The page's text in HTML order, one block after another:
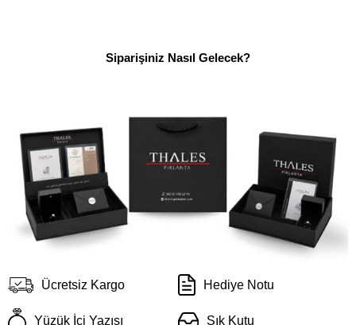
Siparişiniz Nasıl Gelecek?
Ücretsiz Kargo Hediye Notu
Yüzük İçi Yazısı Şık Kutu